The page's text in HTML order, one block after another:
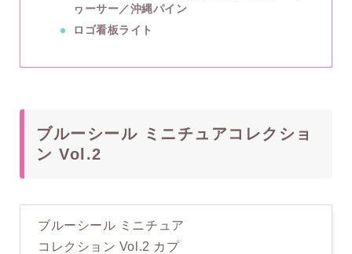
ヮーサー／沖縄パイン
ロゴ看板ライト
ブルーシール ミニチュアコレクショ
ン Vol.2
ブルーシール ミニチュア
コレクション Vol.2 カプ